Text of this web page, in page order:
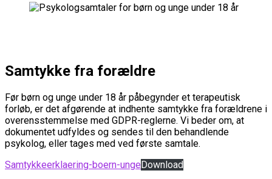
Samtykke fra forældre
Før børn og unge under 18 år påbegynder et terapeutisk
forløb, er det afgørende at indhente samtykke fra forældrene i
overensstemmelse med GDPR-reglerne. Vi beder om, at
dokumentet udfyldes og sendes til den behandlende
psykolog, eller tages med ved første samtale.
Samtykkeerklaering-boern-ungeDownload